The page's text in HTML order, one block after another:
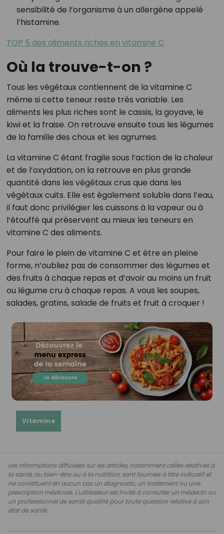
sensibilité de l’organisme à un allergène appelé
l’histamine.
TOP 5 des aliments riches en vitamine C
Où la trouve-t-on ?
Tous les végétaux contiennent de la vitamine C
même si cette teneur reste très variable. Les
aliments les plus riches sont le cassis, la goyave, le
kiwi et la fraise. On retrouve ensuite tous les légumes
de la famille des choux et les agrumes.
La vitamine C étant fragile sous l’action de la chaleur
et de l’oxydation, on la retrouve en plus grande
quantité dans les végétaux crus que dans les
végétaux cuits. Elle est également soluble dans l’eau,
il faut donc privilégier les cuissons à la vapeur ou à
l’étouffé qui préservent au mieux les teneurs en
vitamine C des aliments.
Pour faire le plein de vitamine C et être en pleine
forme, n’oubliez pas de consommer des légumes et
des fruits à chaque repas et d’avoir au moins un fruit
ou légume cru à chaque repas. A vous les soupes,
salades, gratins, salade de fruits et fruit à croquer !
Vitamine
Les informations diffusées sur les articles, notamment celles relatives à
la santé, au bien-être ou à la nutrition, sont fournies à titre indicatif et
ne constituent en aucun cas un diagnostic, un traitement ou une
prescription médicale. L'utilisateur est invité à consulter un médecin ou
un professionnel de santé qualifié pour toute question relative à son
état de santé.